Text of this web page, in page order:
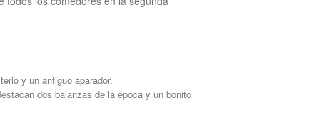
y un antiguo aparador.
dos balanzas de la época y un bonito